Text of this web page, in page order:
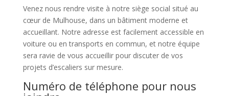
Venez nous rendre visite à notre siège social situé au
cœur de Mulhouse, dans un bâtiment moderne et
accueillant. Notre adresse est facilement accessible en
voiture ou en transports en commun, et notre équipe
sera ravie de vous accueillir pour discuter de vos
projets d’escaliers sur mesure.
Numéro de téléphone pour nous